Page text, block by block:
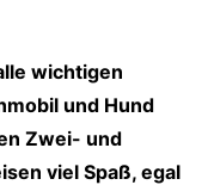
wichtigen
und Hund
Zwei- und
viel Spaß, egal